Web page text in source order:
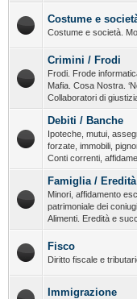
Costume e
Costume e società.
Crimini / Frodi
Frodi. Frode
Mafia. Cosa Nostra.
Collaboratori di
Debiti / Banche
Ipoteche, mutui,
forzate, immobili,
Conti correnti,
Famiglia / Eredità
Minori, affidamento
patrimoniale dei
Alimenti. Eredità e
Fisco
Diritto fiscale e
Immigrazione